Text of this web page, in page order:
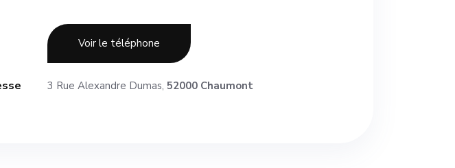
Voir le téléphone
3 Rue Alexandre Dumas,52000 Chaumont